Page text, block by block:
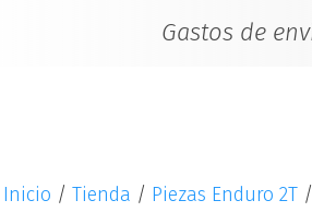
Gastos de
Inicio / Tienda / Piezas Enduro 2T /